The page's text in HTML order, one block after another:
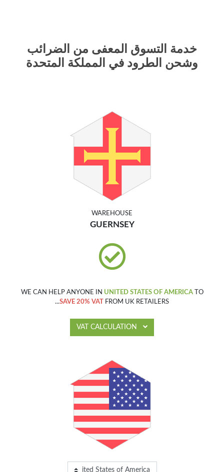
خدمة التسوق المعفى من الضرائب
وشحن الطرود في المملكة المتحدة
WAREHOUSE
GUERNSEY
WE CAN HELP ANYONE IN UNITED STATES OF AMERICATO
SAVE 20% VAT
FROM UK RETAILERS...
VAT CALCULATION